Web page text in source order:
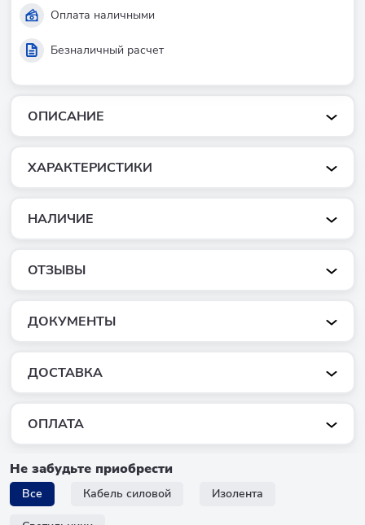
ОПИСАНИЕ
ХАРАКТЕРИСТИКИ
НАЛИЧИЕ
ОТЗЫВЫ
ДОКУМЕНТЫ
ДОСТАВКА
ОПЛАТА
Оплата наличными
Безналичный расчет
Не забудьте приобрести
Все Кабель силовой Изолента